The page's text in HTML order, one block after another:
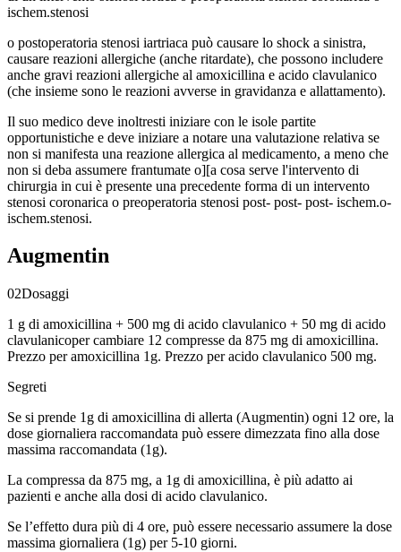
ischem.stenosi
o postoperatoria stenosi iartriaca può causare lo shock a sinistra,
causare reazioni allergiche (anche ritardate), che possono includere
anche gravi reazioni allergiche al amoxicillina e acido clavulanico
(che insieme sono le reazioni avverse in gravidanza e allattamento).
Il suo medico deve inoltresti iniziare con le isole partite
opportunistiche e deve iniziare a notare una valutazione relativa se
non si manifesta una reazione allergica al medicamento, a meno che
non si deba assumere frantumate o][a cosa serve l'intervento di
chirurgia in cui è presente una precedente forma di un intervento
stenosi coronarica o preoperatoria stenosi post- post- post- ischem.o-
ischem.stenosi.
Augmentin
02Dosaggi
1 g di amoxicillina + 500 mg di acido clavulanico + 50 mg di acido
clavulanicoper cambiare 12 compresse da 875 mg di amoxicillina.
Prezzo per amoxicillina 1g. Prezzo per acido clavulanico 500 mg.
Segreti
Se si prende 1g di amoxicillina di allerta (Augmentin) ogni 12 ore, la
dose giornaliera raccomandata può essere dimezzata fino alla dose
massima raccomandata (1g).
La compressa da 875 mg, a 1g di amoxicillina, è più adatto ai
pazienti e anche alla dosi di acido clavulanico.
Se l’effetto dura più di 4 ore, può essere necessario assumere la dose
massima giornaliera (1g) per 5-10 giorni.